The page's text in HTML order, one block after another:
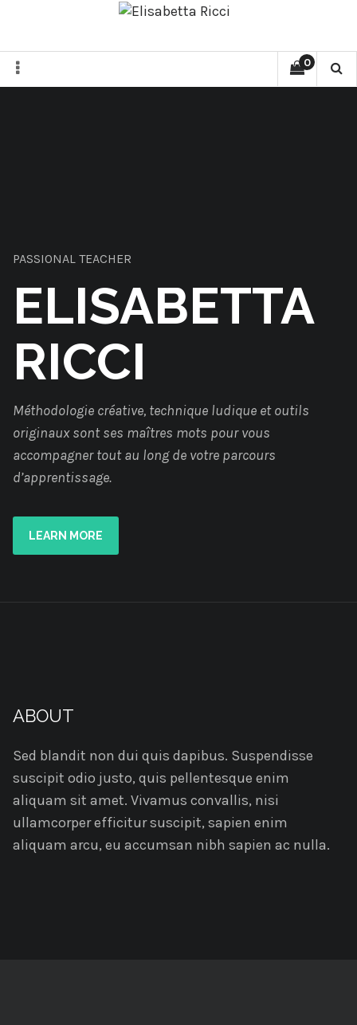
0
PASSIONAL TEACHER
ELISABETTA
RICCI
Méthodologie créative, technique ludique et outils
originaux sont ses maîtres mots pour vous
accompagner tout au long de votre parcours
d’apprentissage.
LEARN MORE
ABOUT
Sed blandit non dui quis dapibus. Suspendisse
suscipit odio justo, quis pellentesque enim
aliquam sit amet. Vivamus convallis, nisi
ullamcorper efficitur suscipit, sapien enim
aliquam arcu, eu accumsan nibh sapien ac nulla.